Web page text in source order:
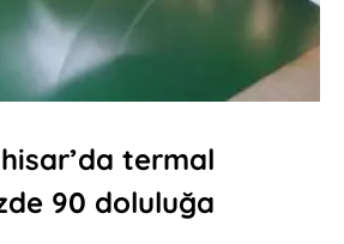
termal
90 doluluğa